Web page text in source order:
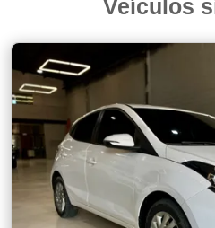
Veículos